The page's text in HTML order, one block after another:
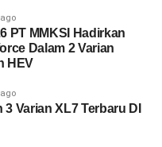
PT MMKSI Hadirkan
Dalam 2 Varian
HEV
Varian XL7 Terbaru DI